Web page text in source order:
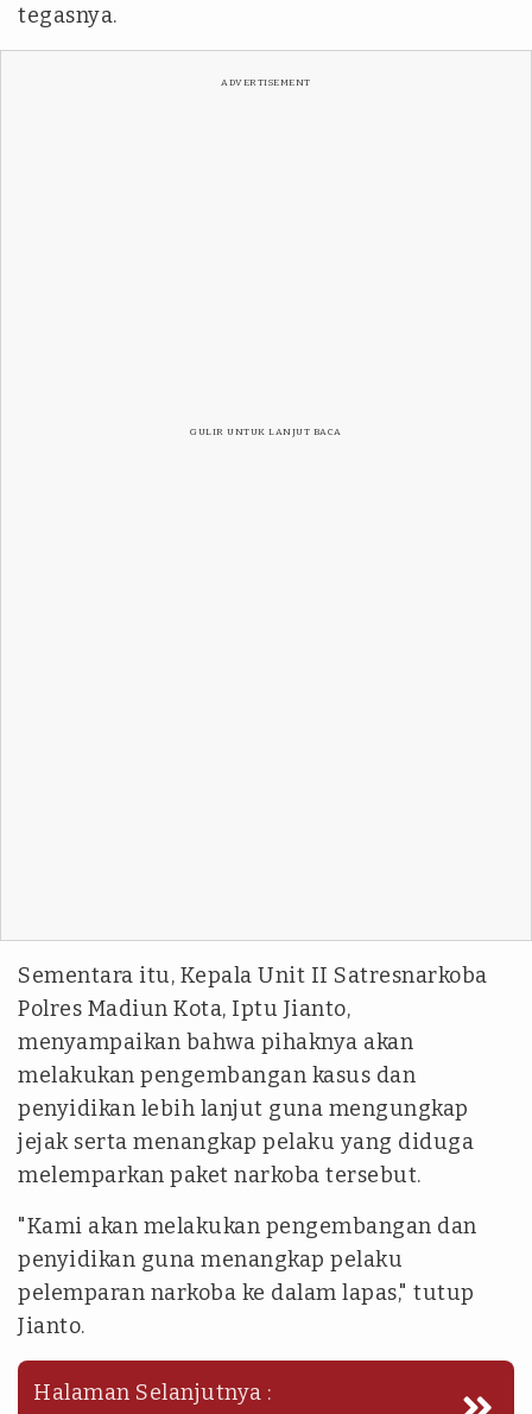
tegasnya.
ADVERTISEMENT
GULIR UNTUK LANJUT BACA
Sementara itu, Kepala Unit II Satresnarkoba
Polres Madiun Kota, Iptu Jianto,
menyampaikan bahwa pihaknya akan
melakukan pengembangan kasus dan
penyidikan lebih lanjut guna mengungkap
jejak serta menangkap pelaku yang diduga
melemparkan paket narkoba tersebut.
"Kami akan melakukan pengembangan dan
penyidikan guna menangkap pelaku
pelemparan narkoba ke dalam lapas," tutup
Jianto.
Halaman Selanjutnya :